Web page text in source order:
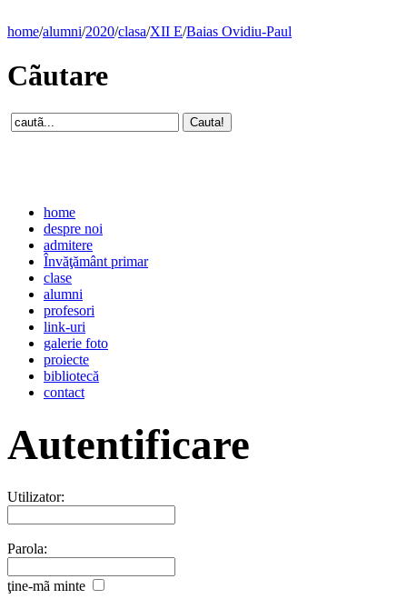
home/alumni/2020/clasa/XII E/Baias Ovidiu-Paul
Cãutare
home
despre noi
admitere
Învăţământ primar
clase
alumni
profesori
link-uri
galerie foto
proiecte
bibliotecă
contact
Autentificare
Utilizator:
Parola:
ţine-mã minte